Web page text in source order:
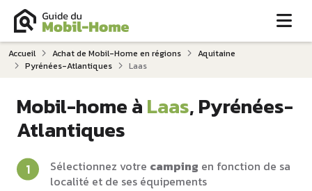
Accueil Achat de Mobil-Home en régions
Aquitaine
Pyrénées-Atlantiques
Laas
Mobil-home àLaas, Pyrénées-
Atlantiques
Sélectionnez votre camping en fonction de sa
localité et de ses équipements